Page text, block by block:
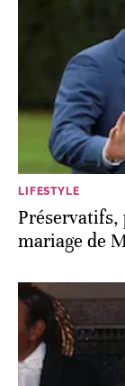
LIFESTYLE
mariage de